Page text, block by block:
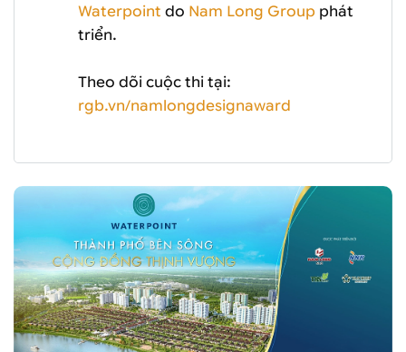
Waterpoint do Nam Long Group phát
triển.
Theo dõi cuộc thi tại:
rgb.vn/namlongdesignaward